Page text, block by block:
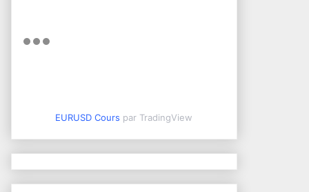
EURUSD Cours par TradingView